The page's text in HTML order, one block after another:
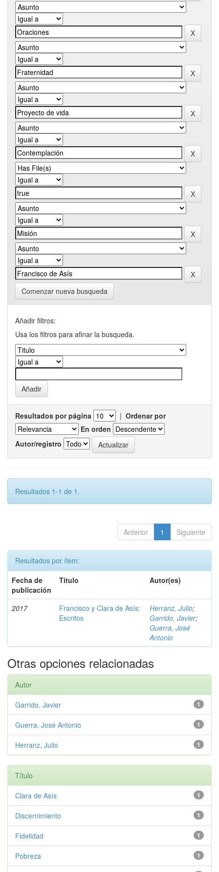
Comenzar nueva busqueda
Añadir filtros:
Usa los filtros para afinar la busqueda.
Resultados por página | Ordenar por
En orden
Autor/registro
Resultados 1-1 de 1.
Anterior 1 Siguiente
Resultados por ítem:
Fecha de
publicación
Título Autor(es)
2017
Francisco y Clara de Asís:
Escritos
Herranz, Julio;
Garrido, Javier;
Guerra, José
Antonio
Otras opciones relacionadas
Autor
1
Garrido, Javier
1
Guerra, José Antonio
1
Herranz, Julio
Título
1
Clara de Asís
1
Discernimiento
1
Fidelidad
1
Pobreza